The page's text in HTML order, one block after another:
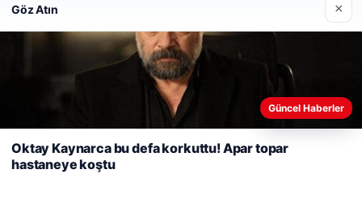
Cengiz Sigorta
Web sitemizi nasıl kullandığınızı daha iyi anlayabilmek,
deneyiminizi kişiselleştirmek ve geliştirmek amacıyla çerezler
kullanıyoruz.
Çerez Politikamız
Reddet Kabul Et
Göz Atın ×
Güncel Haberler
Oktay Kaynarca bu defa korkuttu! Apar topar
hastaneye koştu